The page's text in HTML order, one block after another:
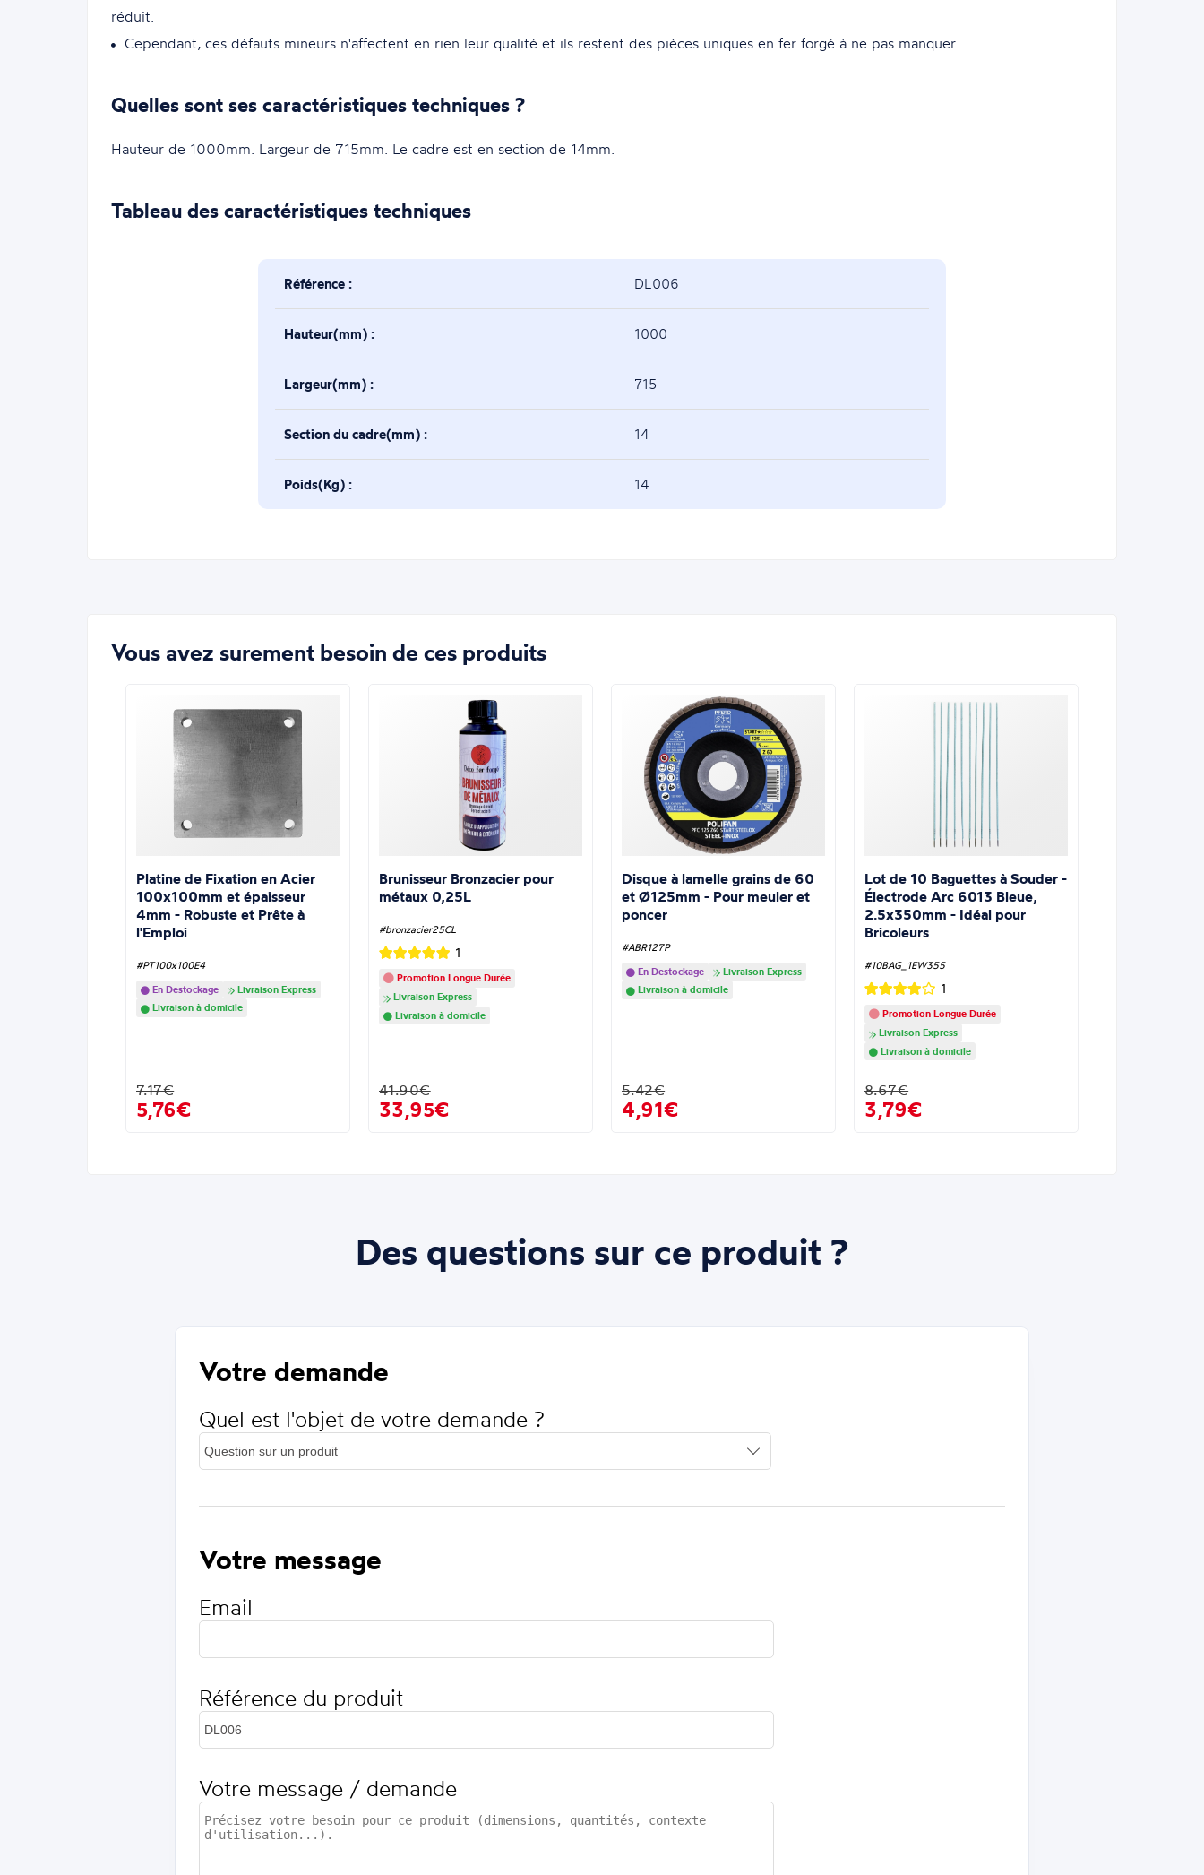
réduit.
Cependant, ces défauts mineurs n'affectent en rien leur qualité et ils restent des pièces uniques en fer forgé à ne pas manquer.
Quelles sont ses caractéristiques techniques ?
Hauteur de 1000mm. Largeur de 715mm. Le cadre est en section de 14mm.
Tableau des caractéristiques techniques
Référence : DL006
Hauteur(mm) : 1000
Largeur(mm) : 715
Section du cadre(mm) : 14
Poids(Kg) : 14
Vous avez surement besoin de ces produits
Platine de Fixation en Acier
100x100mm et épaisseur
4mm - Robuste et Prête à
l'Emploi
#PT100x100E4
En Destockage
Livraison Express
Livraison à domicile
7.17€
5,76€
Brunisseur Bronzacier pour
métaux 0,25L
#bronzacier25CL
1
Promotion Longue Durée
Livraison Express
Livraison à domicile
41.90€
33,95€
Disque à lamelle grains de 60
et Ø125mm - Pour meuler et
poncer
#ABR127P
En Destockage
Livraison Express
Livraison à domicile
5.42€
4,91€
Lot de 10 Baguettes à Souder -
Électrode Arc 6013 Bleue,
2.5x350mm - Idéal pour
Bricoleurs
#10BAG_1EW355
1
Promotion Longue Durée
Livraison Express
Livraison à domicile
8.67€
3,79€
Des questions sur ce produit ?
Votre demande
Quel est l'objet de votre demande ?
Votre message
Email
Référence du produit
Votre message / demande